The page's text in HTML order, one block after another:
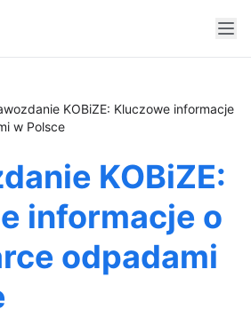
KOBiZE: Kluczowe informacje
w Polsce
KOBiZE:
informacje o
odpadami